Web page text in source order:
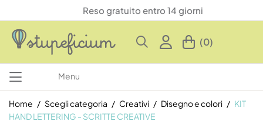
Reso gratuito entro 14 giorni
(0)
Menu
Home Scegli categoria Creativi Disegno e colori
KIT
HAND LETTERING - SCRITTE CREATIVE